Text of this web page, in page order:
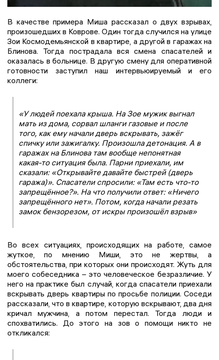
В качестве примера Миша рассказал о двух взрывах,
произошедших в Коврове. Один тогда случился на улице
Зои Космодемьянской в квартире, а другой в гаражах на
Блинова. Тогда пострадала вся смена спасателей и
оказалась в больнице. В другую смену для оперативной
готовности заступил наш интервьюируемый и его
коллеги:
«У людей поехала крыша. На Зое мужик выгнал
мать из дома, сорвал шланги газовые и после
того, как ему начали дверь вскрывать, зажёг
спичку или зажигалку. Произошла детонация. А в
гаражах на Блинова там вообще непонятная
какая-то ситуация была. Парни приехали, им
сказали: «Открывайте давайте быстрей (дверь
гаража)». Спасатели спросили: «Там есть что-то
запрещённое?». На что получили ответ: «Ничего
запрещённого нет». Потом, когда начали резать
замок бензорезом, от искры произошёл взрыв»
Во всех ситуациях, происходящих на работе, самое
жуткое, по мнению Миши, это не жертвы, а
обстоятельства, при которых они происходят. Жуть для
моего собеседника – это человеческое безразличие. У
него на практике был случай, когда спасатели приехали
вскрывать дверь квартиры по просьбе полиции. Соседи
рассказали, что в квартире, которую вскрывают, два дня
кричал мужчина, а потом перестал. Тогда люди и
спохватились. До этого на зов о помощи никто не
откликался: